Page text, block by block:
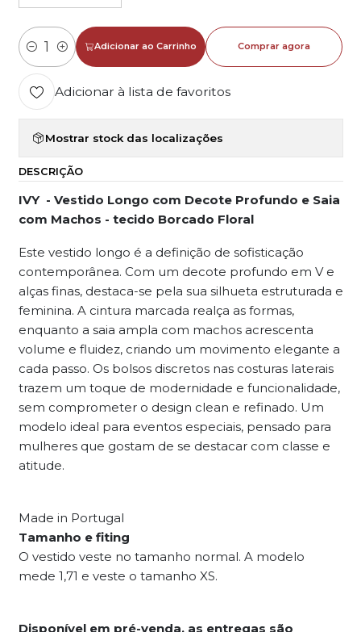
Quantidade
Adicionar ao Carrinho Comprar agora
Adicionar à lista de favoritos
Mostrar stock das localizações
DESCRIÇÃO
IVY - Vestido Longo com Decote Profundo e Saia
com Machos - tecido Borcado Floral
Este vestido longo é a definição de sofisticação
contemporânea. Com um decote profundo em V e
alças finas, destaca-se pela sua silhueta estruturada e
feminina. A cintura marcada realça as formas,
enquanto a saia ampla com machos acrescenta
volume e fluidez, criando um movimento elegante a
cada passo. Os bolsos discretos nas costuras laterais
trazem um toque de modernidade e funcionalidade,
sem comprometer o design clean e refinado. Um
modelo ideal para eventos especiais, pensado para
mulheres que gostam de se destacar com classe e
atitude.
Made in Portugal
Tamanho e fiting
O vestido veste no tamanho normal. A modelo
mede 1,71 e veste o tamanho XS.
Disponível em pré-venda, as entregas são